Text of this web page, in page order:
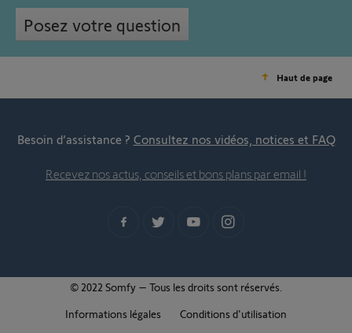
Posez votre question
Haut de page
Besoin d’assistance ? Consultez nos vidéos, notices et FAQ
Recevez nos actus, conseils et bons plans par email !
© 2022 Somfy – Tous les droits sont réservés.
Informations légales
Conditions d'utilisation